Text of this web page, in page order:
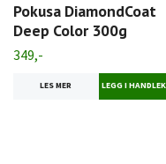
Pokusa DiamondCoat
Deep Color 300g
349,-
LES MER